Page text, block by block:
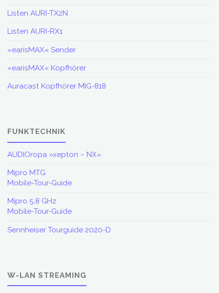
Listen AURI-TX2N
Listen AURI-RX1
»earisMAX« Sender
»earisMAX« Kopfhörer
Auracast Kopfhörer MIG-818
FUNKTECHNIK
AUDIOropa »xepton – NX«
Mipro MTG
Mobile-Tour-Guide
Mipro 5,8 GHz
Mobile-Tour-Guide
Sennheiser Tourguide 2020-D
W-LAN STREAMING